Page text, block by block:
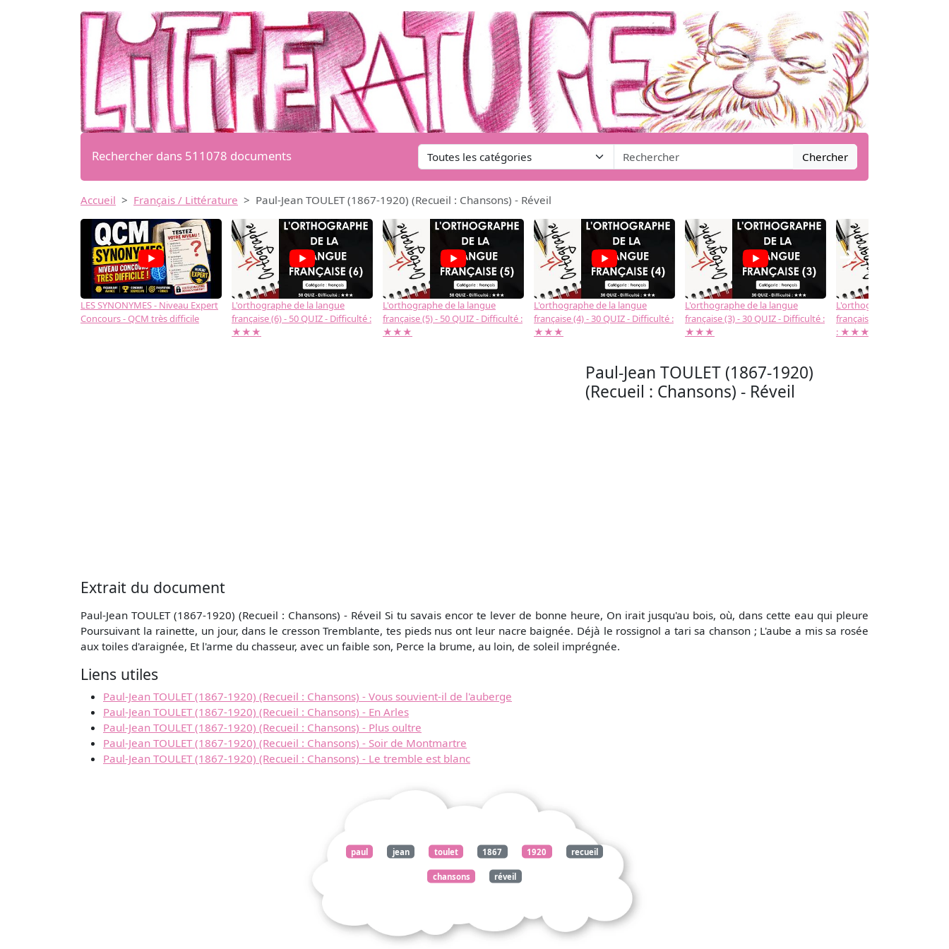
Rechercher dans 511078 documents Chercher
Accueil Français / Littérature Paul-Jean TOULET (1867-1920) (Recueil : Chansons) - Réveil
LES SYNONYMES - Niveau Expert
Concours - QCM très difficile
L'orthographe de la langue
française (6) - 50 QUIZ - Difficulté :
★★★
L'orthographe de la langue
française (5) - 50 QUIZ - Difficulté :
★★★
L'orthographe de la langue
française (4) - 30 QUIZ - Difficulté :
★★★
L'orthographe de la langue
française (3) - 30 QUIZ - Difficulté :
★★★
L'orthographe de la langue
française (2) -( 20 QUIZ -
: ★★★
→
Paul-Jean TOULET (1867-1920)
(Recueil : Chansons) - Réveil
Extrait du document
Paul-Jean TOULET (1867-1920) (Recueil : Chansons) - Réveil Si tu savais encor te lever de bonne heure, On irait jusqu'au bois, où, dans cette eau qui pleure
Poursuivant la rainette, un jour, dans le cresson Tremblante, tes pieds nus ont leur nacre baignée. Déjà le rossignol a tari sa chanson ; L'aube a mis sa rosée
aux toiles d'araignée, Et l'arme du chasseur, avec un faible son, Perce la brume, au loin, de soleil imprégnée.
Liens utiles
Paul-Jean TOULET (1867-1920) (Recueil : Chansons) - Vous souvient-il de l'auberge
Paul-Jean TOULET (1867-1920) (Recueil : Chansons) - En Arles
Paul-Jean TOULET (1867-1920) (Recueil : Chansons) - Plus oultre
Paul-Jean TOULET (1867-1920) (Recueil : Chansons) - Soir de Montmartre
Paul-Jean TOULET (1867-1920) (Recueil : Chansons) - Le tremble est blanc
paul jean toulet 1867 1920 recueil
chansons réveil